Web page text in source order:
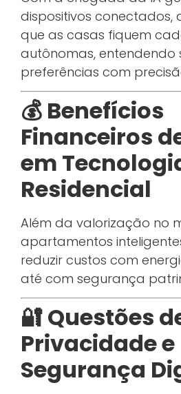
dispositivos conectados,
que as casas fiquem
autônomas, entendendo
preferências com
💰 Benefícios
Financeiros
em
Residencial
Além da valorização no
apartamentos
reduzir custos com
até com segurança
🔐 Questões
Privacidade e
Segurança